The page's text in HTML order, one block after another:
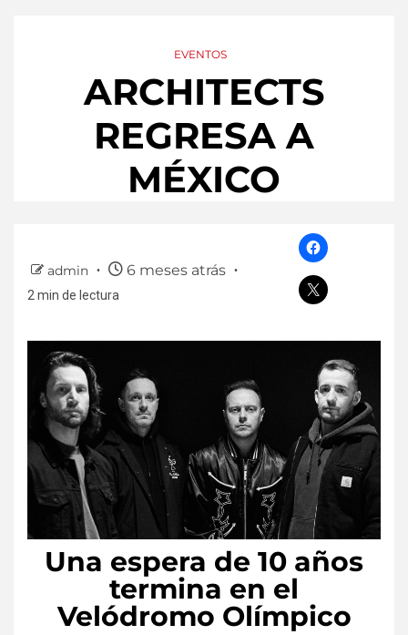
EVENTOS
ARCHITECTS
REGRESA A
MÉXICO
admin 6 meses atrás
2 min de lectura
Una espera de 10 años
termina en el
Velódromo Olímpico